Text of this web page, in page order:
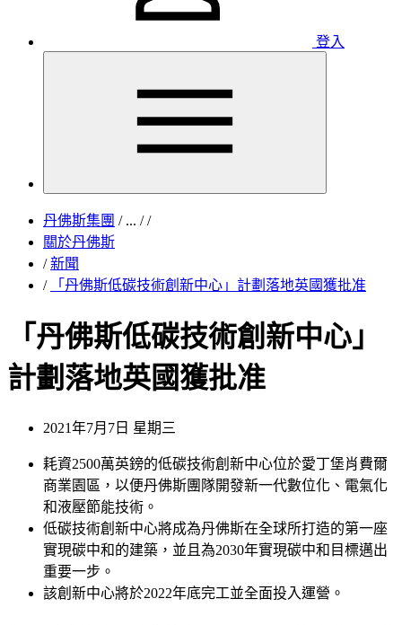
登入
丹佛斯集團 /... / /
關於丹佛斯
/ 新聞
/
「丹佛斯低碳技術創新中心」計劃落地英國獲批准
「丹佛斯低碳技術創新中心」
計劃落地英國獲批准
2021年7月7日 星期三
耗資2500萬英鎊的低碳技術創新中心位於愛丁堡肖費爾
商業園區，以便丹佛斯團隊開發新一代數位化、電氣化
和液壓節能技術。
低碳技術創新中心將成為丹佛斯在全球所打造的第一座
實現碳中和的建築，並且為2030年實現碳中和目標邁出
重要一步。
該創新中心將於2022年底完工並全面投入運營。